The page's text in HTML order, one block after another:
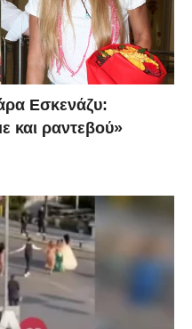
Εσκενάζυ:
και ραντεβού»